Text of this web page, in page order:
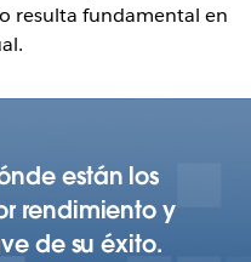
resulta fundamental en
están los
rendimiento y
de su éxito.